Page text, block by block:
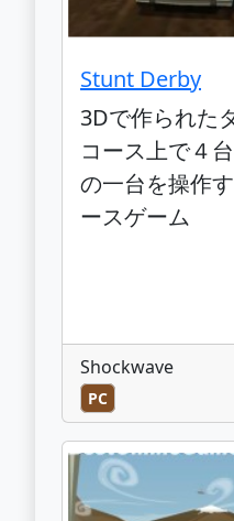
Stunt Derby
3Dで作られた
コース上で４
の一台を操作
ースゲーム
Shockwave
PC